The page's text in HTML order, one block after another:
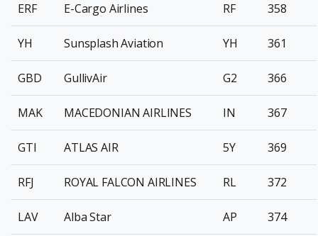
ERF E-Cargo Airlines RF 358
YH Sunsplash Aviation YH 361
GBD GullivAir G2 366
MAK MACEDONIAN AIRLINES IN 367
GTI ATLAS AIR 5Y 369
RFJ ROYAL FALCON AIRLINES RL 372
LAV Alba Star AP 374